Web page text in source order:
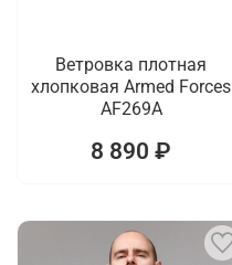
Ветровка плотная
хлопковая Armed Forces
AF269A
8 890 ₽